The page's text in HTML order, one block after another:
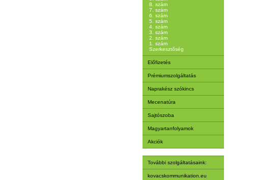
8. szám
7. szám
6. szám
5. szám
4. szám
3. szám
2. szám
1. szám
Szerkesztőség
Előfizetés
Prémiumszolgáltatás
Naprakész szókincs
Mecenatúra
Sajtószoba
Magyartanfolyamok
Akciók
További szolgáltatásaink:
kovacskommunikation.eu